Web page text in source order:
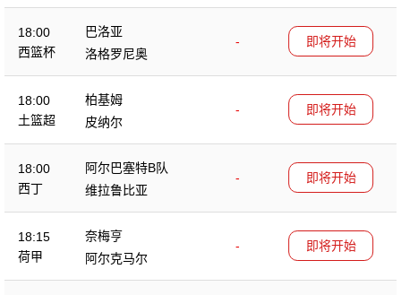
18:00
西篮杯
巴洛亚
-
洛格罗尼奥
即将开始
18:00
土篮超
柏基姆
-
皮纳尔
即将开始
18:00
西丁
阿尔巴塞特B队
-
维拉鲁比亚
即将开始
18:15
荷甲
奈梅亨
-
阿尔克马尔
即将开始